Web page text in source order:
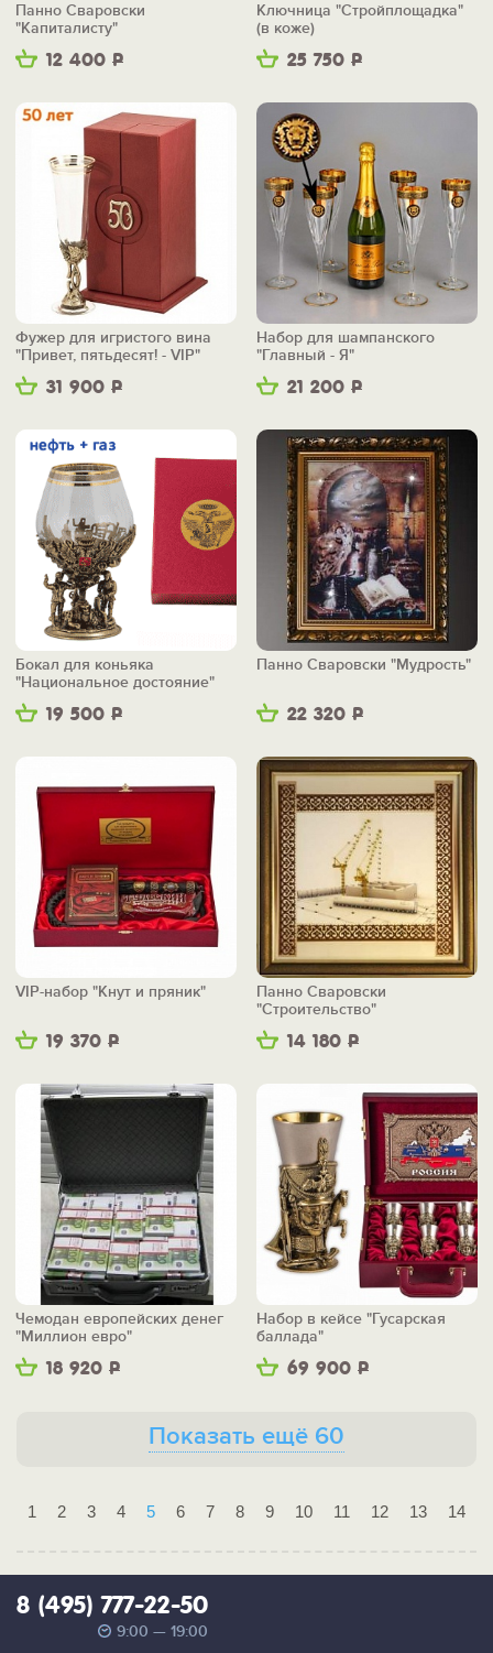
12 400 Р
Панно Сваровски
"Капиталисту"
25 750 Р
Ключница "Стройплощадка"
(в коже)
31 900 Р
Фужер для игристого вина
"Привет, пятьдесят! - VIP"
21 200 Р
Набор для шампанского
"Главный - Я"
19 500 Р
Бокал для коньяка
"Национальное достояние"
22 320 Р
Панно Сваровски "Мудрость"
19 370 Р
VIP-набор "Кнут и пряник"
14 180 Р
Панно Сваровски
"Строительство"
18 920 Р
Чемодан европейских денег
"Миллион евро"
69 900 Р
Набор в кейсе "Гусарская
баллада"
Показать ещё 60
1 2 3 4 5 6 7 8 9 10 11 12 13 14
8 (495) 777-22-50
9:00 — 19:00